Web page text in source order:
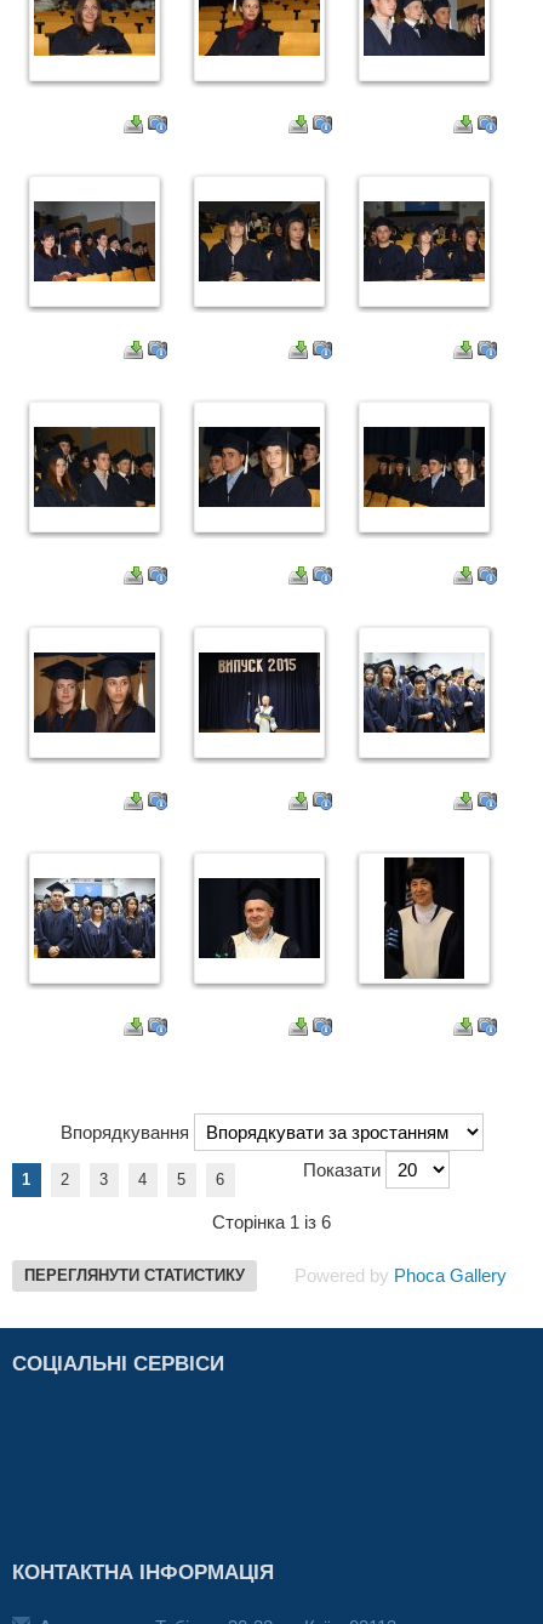
Впорядкування
Показати
1 2 3 4 5 6
Сторінка 1 із 6
ПЕРЕГЛЯНУТИ СТАТИСТИКУ Powered by Phoca Gallery
СОЦІАЛЬНІ СЕРВІСИ
КОНТАКТНА ІНФОРМАЦІЯ